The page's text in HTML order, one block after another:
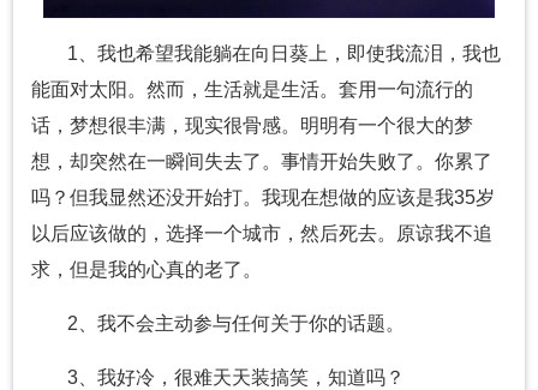
1、我也希望我能躺在向日葵上，即使我流泪，我也
能面对太阳。然而，生活就是生活。套用一句流行的
话，梦想很丰满，现实很骨感。明明有一个很大的梦
想，却突然在一瞬间失去了。事情开始失败了。你累了
吗？但我显然还没开始打。我现在想做的应该是我35岁
以后应该做的，选择一个城市，然后死去。原谅我不追
求，但是我的心真的老了。
2、我不会主动参与任何关于你的话题。
3、我好冷，很难天天装搞笑，知道吗？